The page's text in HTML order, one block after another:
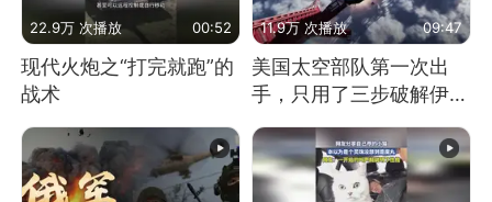
22.9万 次播放 00:52
现代火炮之“打完就跑”的
战术
11.9万 次播放 09:47
美国太空部队第一次出
手，只用了三步破解伊朗
防空